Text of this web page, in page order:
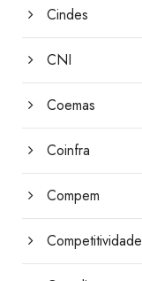
Cindes
CNI
Coemas
Coinfra
Compem
Competitividade